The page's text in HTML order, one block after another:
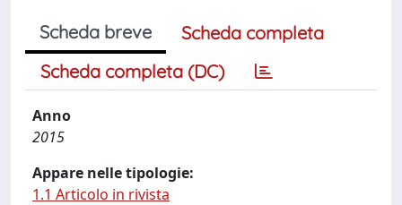
Scheda breve
Scheda completa
Scheda completa (DC)
Anno
2015
Appare nelle tipologie:
1.1 Articolo in rivista